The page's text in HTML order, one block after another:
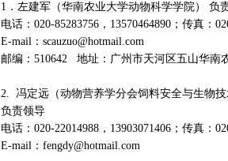
1．左建军（华南农业大学动物科学学院） 负
电话：020-85283756，13570464890；传真：
E-mail：scauzuo@hotmail.com
邮编：510642 地址：广州市天河区五山华南
2. 冯定远（动物营养学分会饲料安全与生物
负责领导
电话：020-22014988，13903071406；传真：
E-mail：fengdy@hotmail.com